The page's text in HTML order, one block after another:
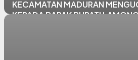
KECAMATAN MADURAN
KEPADA BAPAK BUPATI